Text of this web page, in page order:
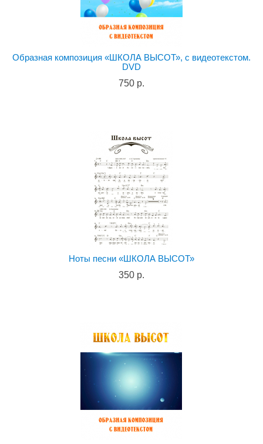
Образная композиция «ШКОЛА ВЫСОТ», с видеотекстом.
DVD
750 р.
Ноты песни «ШКОЛА ВЫСОТ»
350 р.